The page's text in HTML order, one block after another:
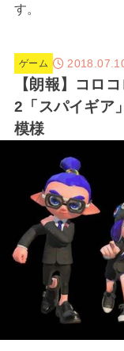
す。
ゲーム
【朗報】コロ
2「スパイギア
模様